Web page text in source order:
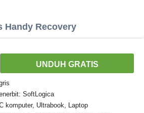
Handy Recovery
UNDUH GRATIS
SoftLogica
komputer, Ultrabook, Laptop